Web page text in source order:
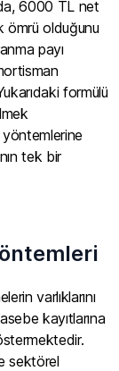
6000 TL net
ömrü olduğunu
payı
formülü
tek bir
varlıklarını
kayıtlarına
sektörel